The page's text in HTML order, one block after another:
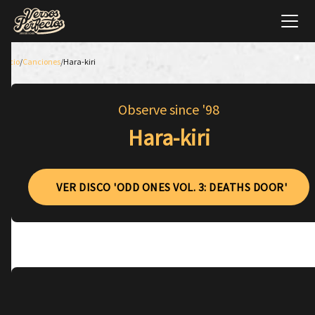
Inicio/Canciones/Hara-kiri
Observe since '98
Hara-kiri
VER DISCO 'ODD ONES VOL. 3: DEATHS DOOR'